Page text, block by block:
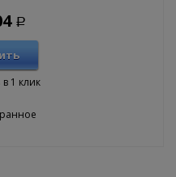
Р
в 1 клик